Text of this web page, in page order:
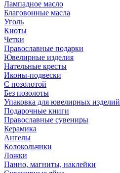
Лампадное масло
Благовонные масла
Уголь
Киоты
Четки
Православные подарки
Ювелирные изделия
Нательные кресты
Иконы-подвески
С позолотой
Без позолоты
Упаковка для ювелирных изделий
Подарочные книги
Православные сувениры
Керамика
Ангелы
Колокольчики
Ложки
Панно, магниты, наклейки